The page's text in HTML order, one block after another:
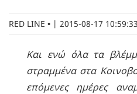
RED LINE | 2015-08-17
Και ενώ όλα τα
στραμμένα στα
επόμενες ημέρες